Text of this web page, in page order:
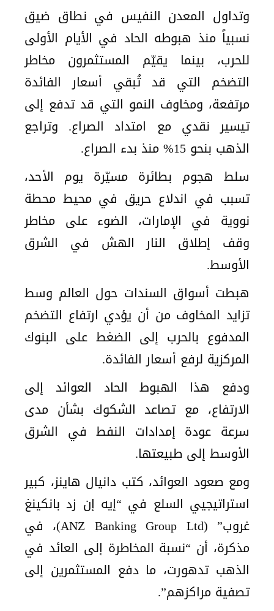
وتداول المعدن النفيس في نطاق ضيق
نسبياً منذ هبوطه الحاد في الأيام الأولى
للحرب، بينما يقيّم المستثمرون مخاطر
التضخم التي قد تُبقي أسعار الفائدة
مرتفعة، ومخاوف النمو التي قد تدفع إلى
تيسير نقدي مع امتداد الصراع. وتراجع
الذهب بنحو 15% منذ بدء الصراع.
سلط هجوم بطائرة مسيّرة يوم الأحد،
تسبب في اندلاع حريق في محيط محطة
نووية في الإمارات، الضوء على مخاطر
وقف إطلاق النار الهش في الشرق
الأوسط.
هبطت أسواق السندات حول العالم وسط
تزايد المخاوف من أن يؤدي ارتفاع التضخم
المدفوع بالحرب إلى الضغط على البنوك
المركزية لرفع أسعار الفائدة.
ودفع هذا الهبوط الحاد العوائد إلى
الارتفاع، مع تصاعد الشكوك بشأن مدى
سرعة عودة إمدادات النفط في الشرق
الأوسط إلى طبيعتها.
ومع صعود العوائد، كتب دانيال هاينز، كبير
استراتيجيي السلع في “إيه إن زد بانكينغ
غروب” (ANZ Banking Group Ltd)، في
مذكرة، أن “نسبة المخاطرة إلى العائد في
الذهب تدهورت، ما دفع المستثمرين إلى
تصفية مراكزهم”.